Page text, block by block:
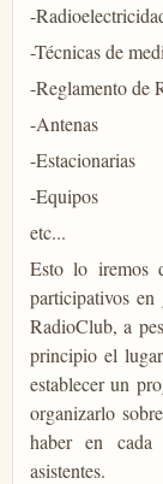
-
-Técnicas de
-Reglamento de
-Antenas
-Estacionarias
-Equipos
etc...
Esto lo iremos
participativos
RadioClub, a
principio el
establecer un
organizarlo
haber en
asistentes.